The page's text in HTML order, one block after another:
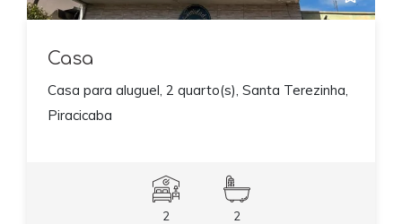
Casa
Casa para aluguel, 2 quarto(s), Santa Terezinha,
Piracicaba
2 2